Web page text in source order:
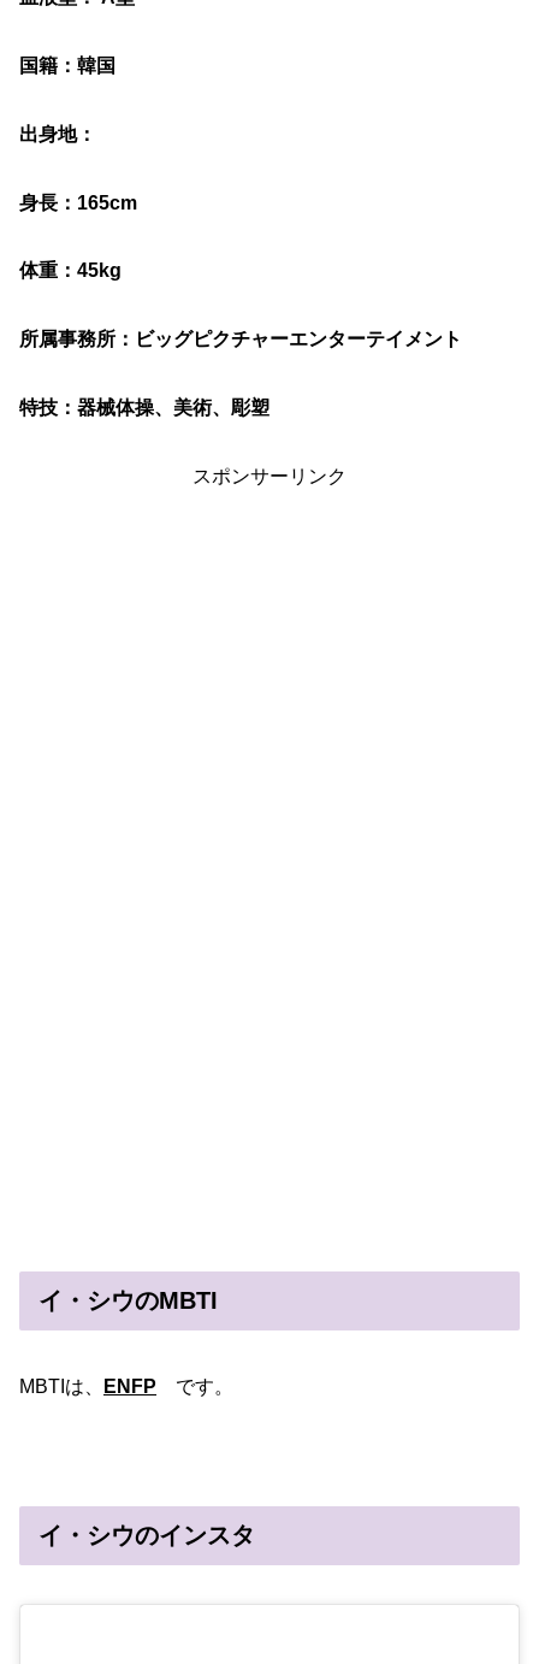
国籍：韓国
出身地：
身長：165cm
体重：45kg
所属事務所：ビッグピクチャーエンターテイメント
特技：器械体操、美術、彫塑
スポンサーリンク
イ・シウのMBTI
MBTIは、 ENFP です。
イ・シウのインスタ